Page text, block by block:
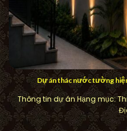
Dự án thác nước tường
Thông tin dự án Hạng mục: